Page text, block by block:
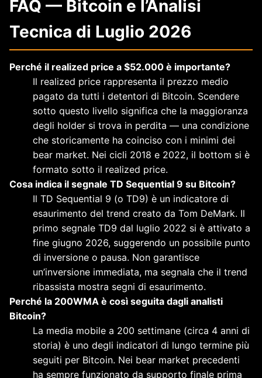
FAQ — Bitcoin e l’Analisi
Tecnica di Luglio 2026
Perché il realized price a $52.000 è importante?
Il realized price rappresenta il prezzo medio
pagato da tutti i detentori di Bitcoin. Scendere
sotto questo livello significa che la maggioranza
degli holder si trova in perdita — una condizione
che storicamente ha coinciso con i minimi dei
bear market. Nei cicli 2018 e 2022, il bottom si è
formato sotto il realized price.
Cosa indica il segnale TD Sequential 9 su Bitcoin?
Il TD Sequential 9 (o TD9) è un indicatore di
esaurimento del trend creato da Tom DeMark. Il
primo segnale TD9 dal luglio 2022 si è attivato a
fine giugno 2026, suggerendo un possibile punto
di inversione o pausa. Non garantisce
un’inversione immediata, ma segnala che il trend
ribassista mostra segni di esaurimento.
Perché la 200WMA è così seguita dagli analisti
Bitcoin?
La media mobile a 200 settimane (circa 4 anni di
storia) è uno degli indicatori di lungo termine più
seguiti per Bitcoin. Nei bear market precedenti
ha sempre funzionato da supporto finale prima